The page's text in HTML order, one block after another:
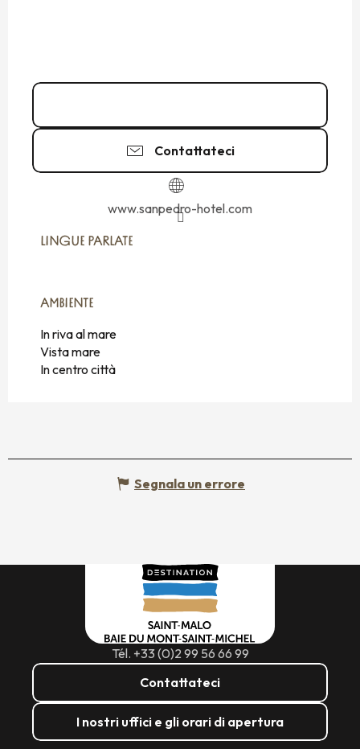
Contattateci
www.sanpedro-hotel.com
LINGUE PARLATE
LINGUE PARLATE
AMBIENTE
AMBIENTE
In riva al mare
Vista mare
In centro città
Segnala un errore
Tél. +33 (0)2 99 56 66 99
Contattateci
I nostri uffici e gli orari di apertura